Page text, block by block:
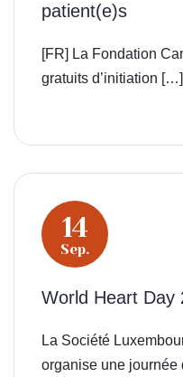
patient(e)s
[FR] La Fondation
gratuits d’initiation […]
14
Sep.
World Heart Day
La Société
organise une